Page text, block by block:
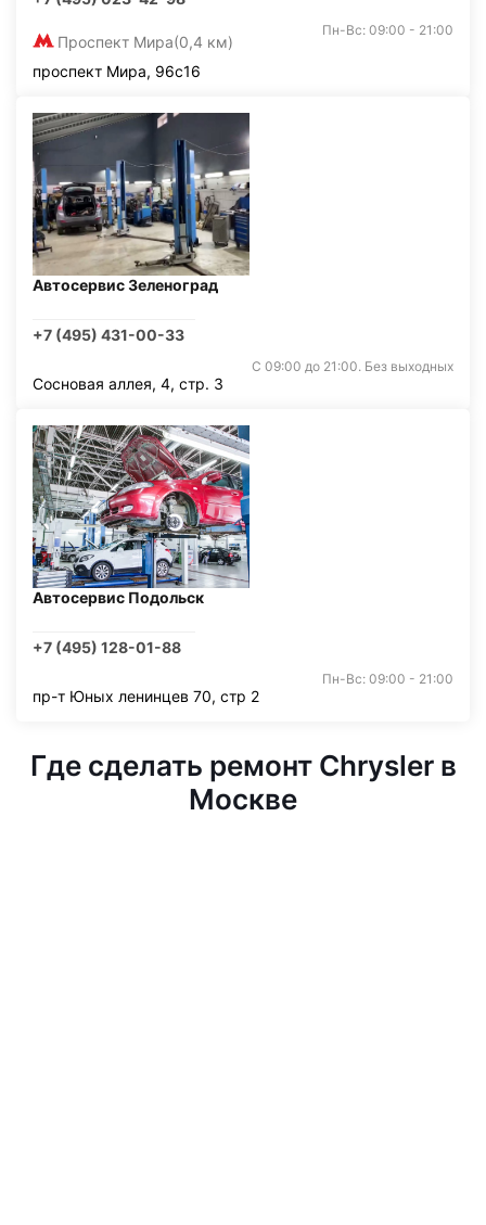
Проспект Мира(0,4 км)
Пн-Вс: 09:00 - 21:00
проспект Мира, 96с16
Автосервис Зеленоград
+7 (495) 431-00-33
С 09:00 до 21:00. Без выходных
Сосновая аллея, 4, стр. 3
Автосервис Подольск
+7 (495) 128-01-88
Пн-Вс: 09:00 - 21:00
пр-т Юных ленинцев 70, стр 2
Где сделать ремонт Chrysler в
Москве